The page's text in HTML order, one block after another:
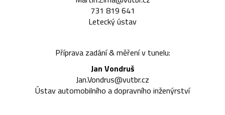
731 819 641
Letecký ústav
Příprava zadání & měření v tunelu:
Jan Vondruš
Jan.Vondrus@vutbr.cz
Ústav automobilního a dopravního inženýrství